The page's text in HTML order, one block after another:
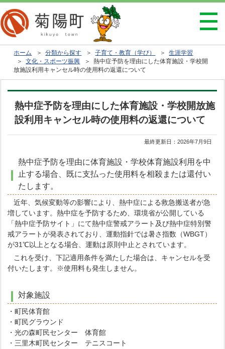
ホーム ＞分類から探す ＞子育て・教育（学び） ＞生涯学習
＞文化・スポーツ振興 ＞ 熱中症予防を理由にした体育施設・学校開
放施設利用キャンセル時の使用料の返還について
熱中症予防を理由にした体育施設・学校開放施
設利用キャンセル時の使用料の返還について
最終更新日：2026年7月9日
熱中症予防を理由に体育施設・学校体育施設利用を中
止する場合、既に支払った使用料を相殺または還付い
たします。
近年、気候変動等の影響により、熱中症による救急搬送者が急
増しています。熱中症を予防するため、環境省が公開している
「熱中症予防サイト」にて熱中症警戒アラート及び熱中症特別警
戒アラートが発表されており、運動指針では暑さ指数（WBGT）
が31℃以上となる場合、運動は原則中止とされています。
これを受け、下記適用条件を満たした場合は、キャンセルを受
付いたします。※使用料も発生しません。
対象施設
・町民体育館
・町民グラウンド
・光の森町民センター 体育館
・三里木町民センター テニスコート